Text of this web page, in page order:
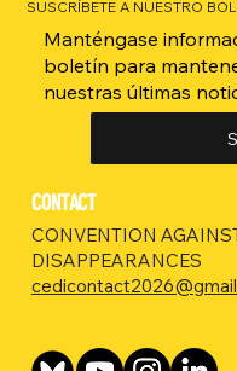
SUSCRÍBETE A NUESTRO
Manténgase
boletín para
nuestras últimas
CONTACT
CONVENTION
DISAPPEARANCES